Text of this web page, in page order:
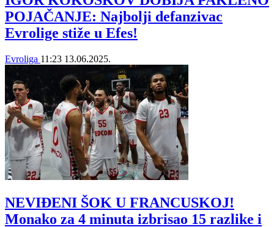
POJAČANJE: Najbolji defanzivac
Evrolige stiže u Efes!
Evroliga 11:23 13.06.2025.
NEVIĐENI ŠOK U FRANCUSKOJ!
Monako za 4 minuta izbrisao 15 razlike i